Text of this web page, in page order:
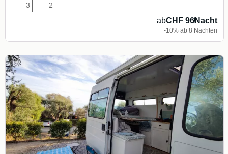
3 2
abCHF 96/Nacht
-10% ab 8 Nächten